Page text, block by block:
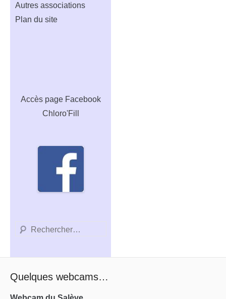
Autres associations
Plan du site
Accès page Facebook
Chloro'Fill
Recherche
Quelques webcams…